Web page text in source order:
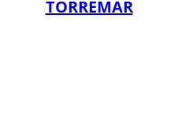
TORREMAR